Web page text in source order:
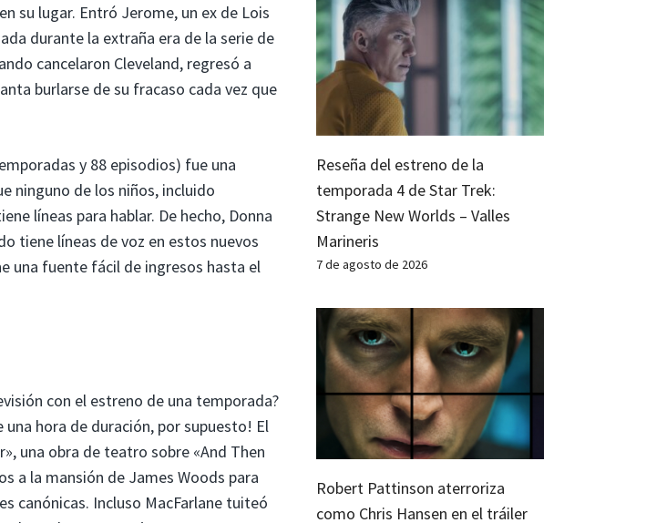
su lugar. Entró Jerome, un ex de Lois
durante la extraña era de la serie de
cancelaron Cleveland, regresó a
burlarse de su fracaso cada vez que
y 88 episodios) fue una
ninguno de los niños, incluido
líneas para hablar. De hecho, Donna
tiene líneas de voz en estos nuevos
una fuente fácil de ingresos hasta el
con el estreno de una temporada?
hora de duración, por supuesto! El
una obra de teatro sobre «And Then
a la mansión de James Woods para
canónicas. Incluso MacFarlane tuiteó
Reseña del estreno de la
temporada 4 de Star Trek:
Strange New Worlds – Valles
Marineris
7 de agosto de 2026
Robert Pattinson aterroriza
como Chris Hansen en el tráiler